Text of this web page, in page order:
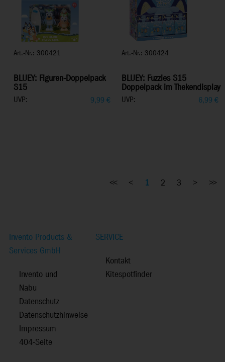
Art.-Nr.: 300421
BLUEY: Figuren-Doppelpack
S15
UVP: 9,99 €
Art.-Nr.: 300424
BLUEY: Fuzzies S15
Doppelpack im Thekendisplay
UVP: 6,99 €
<< < 1 2 3 > >>
Invento Products &
Services GmbH
Invento und
Nabu
Datenschutz
Datenschutzhinweise
Impressum
404-Seite
SERVICE
Kontakt
Kitespotfinder